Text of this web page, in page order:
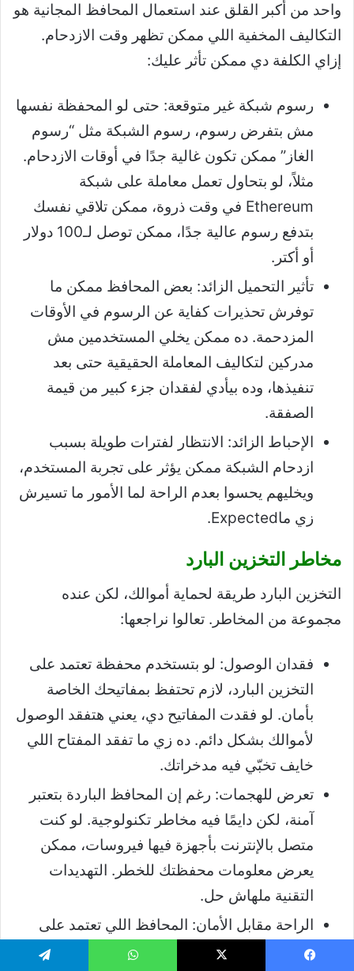
واحد من أكبر القلق عند استعمال المحافظ المجانية هو
التكاليف المخفية اللي ممكن تظهر وقت الازدحام.
إزاي الكلفة دي ممكن تأثر عليك:
رسوم شبكة غير متوقعة: حتى لو المحفظة نفسها
مش بتفرض رسوم، رسوم الشبكة مثل “رسوم
الغاز” ممكن تكون غالية جدًا في أوقات الازدحام.
مثلاً، لو بتحاول تعمل معاملة على شبكة
Ethereum في وقت ذروة، ممكن تلاقي نفسك
بتدفع رسوم عالية جدًا، ممكن توصل لـ100 دولار
أو أكتر.
تأثير التحميل الزائد: بعض المحافظ ممكن ما
توفرش تحذيرات كفاية عن الرسوم في الأوقات
المزدحمة. ده ممكن يخلي المستخدمين مش
مدركين لتكاليف المعاملة الحقيقية حتى بعد
تنفيذها، وده بيأدي لفقدان جزء كبير من قيمة
الصفقة.
الإحباط الزائد: الانتظار لفترات طويلة بسبب
ازدحام الشبكة ممكن يؤثر على تجربة المستخدم،
ويخليهم يحسوا بعدم الراحة لما الأمور ما تسيرش
زي ماExpected.
مخاطر التخزين البارد
التخزين البارد طريقة لحماية أموالك، لكن عنده
مجموعة من المخاطر. تعالوا نراجعها:
فقدان الوصول: لو بتستخدم محفظة تعتمد على
التخزين البارد، لازم تحتفظ بمفاتيحك الخاصة
بأمان. لو فقدت المفاتيح دي، يعني هتفقد الوصول
لأموالك بشكل دائم. ده زي ما تفقد المفتاح اللي
خايف تخبّي فيه مدخراتك.
تعرض للهجمات: رغم إن المحافظ الباردة بتعتبر
آمنة، لكن دايمًا فيه مخاطر تكنولوجية. لو كنت
متصل بالإنترنت بأجهزة فيها فيروسات، ممكن
يعرض معلومات محفظتك للخطر. التهديدات
التقنية ملهاش حل.
الراحة مقابل الأمان: المحافظ اللي تعتمد على
التخزين البارد ممكن تكون أقل راحة في